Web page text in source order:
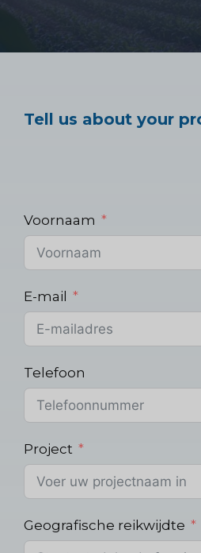
Tell us about your
Voornaam
E-mail
Telefoon
Project
Geografische reikwijdte